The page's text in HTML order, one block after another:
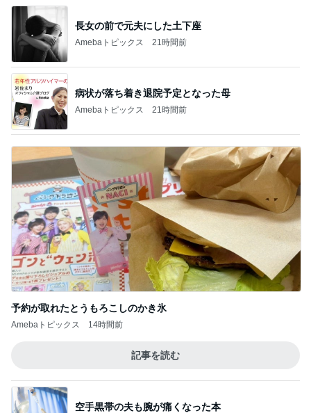
長女の前で元夫にした土下座
Amebaトピックス 21時間前
病状が落ち着き退院予定となった母
Amebaトピックス 21時間前
予約が取れたとうもろこしのかき氷
Amebaトピックス 14時間前
記事を読む
空手黒帯の夫も腕が痛くなった本